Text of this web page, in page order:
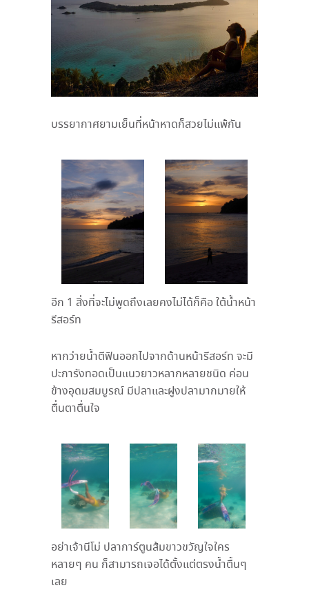
บรรยากาศยามเย็นที่หน้าหาดก็สวยไม่แพ้กัน
อีก 1 สิ่งที่จะไม่พูดถึงเลยคงไม่ได้ก็คือ ใต้น้ำหน้า
รีสอร์ท
หากว่ายน้ำตีฟินออกไปจากด้านหน้ารีสอร์ท จะมี
ปะการังทอดเป็นแนวยาวหลากหลายชนิด ค่อน
ข้างอุดมสมบูรณ์ มีปลาและฝูงปลามากมายให้
ตื่นตาตื่นใจ
อย่าเจ้านีโม่ ปลาการ์ตูนส้มขาวขวัญใจใคร
หลายๆ คน ก็สามารถเจอได้ตั้งแต่ตรงน้ำตื้นๆ
เลย